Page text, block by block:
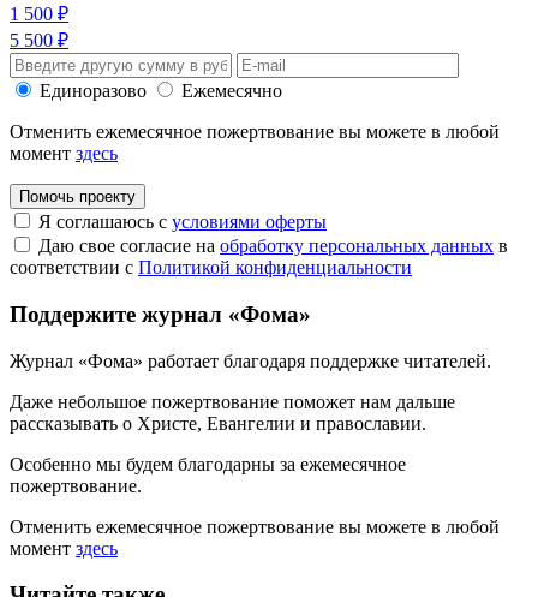
1 500 ₽
5 500 ₽
Единоразово
Ежемесячно
Отменить ежемесячное пожертвование вы можете в любой
момент здесь
Помочь проекту
Я соглашаюсь с условиями оферты
Даю свое согласие на обработку персональных данных в
соответствии с Политикой конфиденциальности
Поддержите журнал «Фома»
Журнал «Фома» работает благодаря поддержке читателей.
Даже небольшое пожертвование поможет нам дальше
рассказывать о Христе, Евангелии и православии.
Особенно мы будем благодарны за ежемесячное
пожертвование.
Отменить ежемесячное пожертвование вы можете в любой
момент здесь